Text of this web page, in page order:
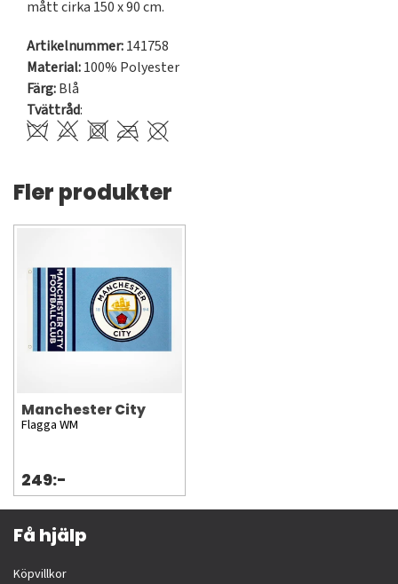
mått cirka 150 x 90 cm.
Artikelnummer:141758
Material:100% Polyester
Färg:Blå
Tvättråd:
Fler produkter
Manchester City
Flagga WM
249:-
Få hjälp
Köpvillkor